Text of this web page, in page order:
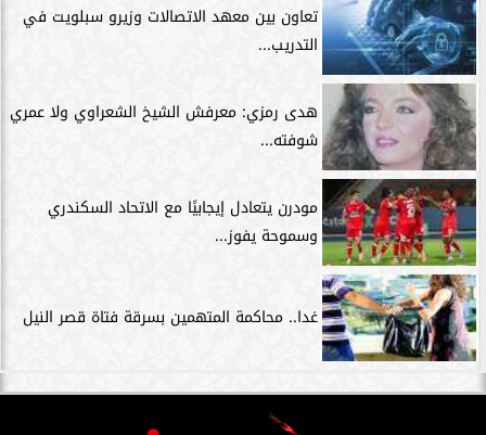
تعاون بين معهد الاتصالات وزيرو سبلويت في
التدريب...
هدى رمزي: معرفش الشيخ الشعراوي ولا عمري
شوفته...
مودرن يتعادل إيجابيًا مع الاتحاد السكندري
وسموحة يفوز...
غدا.. محاكمة المتهمين بسرقة فتاة قصر النيل